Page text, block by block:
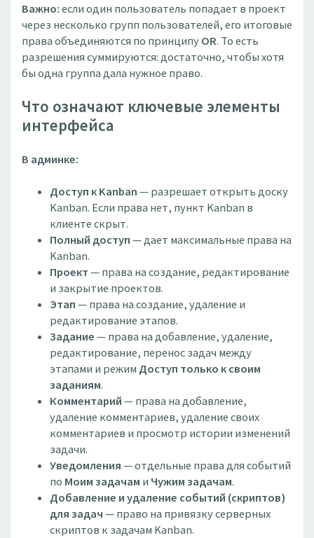
Важно:если один пользователь попадает в проект
через несколько групп пользователей, его итоговые
права объединяются по принципуOR. То есть
разрешения суммируются: достаточно, чтобы хотя
бы одна группа дала нужное право.
Что означают ключевые элементы
интерфейса
В админке:
Доступ к Kanban— разрешает открыть доску
Kanban. Если права нет, пункт Kanban в
клиенте скрыт.
Полный доступ— дает максимальные права на
Kanban.
Проект— права на создание, редактирование
и закрытие проектов.
Этап— права на создание, удаление и
редактирование этапов.
Задание— права на добавление, удаление,
редактирование, перенос задач между
этапами и режим Доступ только к своим
заданиям.
Комментарий— права на добавление,
удаление комментариев, удаление своих
комментариев и просмотр истории изменений
задачи.
Уведомления— отдельные права для событий
по Моим задачам и Чужим задачам.
Добавление и удаление событий (скриптов)
для задач— право на привязку серверных
скриптов к задачам Kanban.